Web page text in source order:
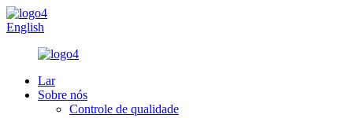
English
Lar
Sobre nós
Controle de qualidade